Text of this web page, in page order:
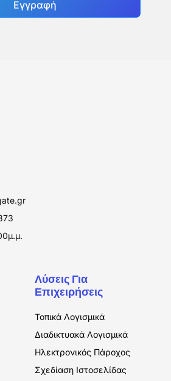
Εγγραφή
Λύσεις Για
Επιχειρήσεις
Τοπικά Λογισμικά
Διαδικτυακά Λογισμικά
Ηλεκτρονικός Πάροχος
Σχεδίαση Ιστοσελίδας